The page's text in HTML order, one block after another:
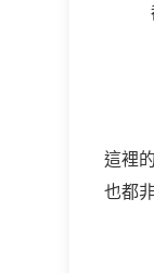
這裡
也都